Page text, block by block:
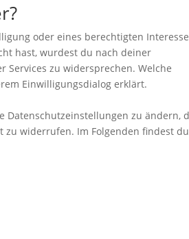
oder eines berechtigten
hast, wurdest du nach deiner
zu widersprechen. Welche
Einwilligungsdialog erklärt.
Datenschutzeinstellungen zu ändern,
zu widerrufen. Im Folgenden findest du